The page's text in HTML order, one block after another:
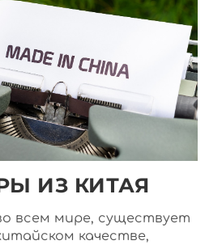
ИЗ КИТАЯ
всем мире, существует
качестве,